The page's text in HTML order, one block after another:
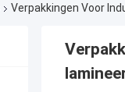
Verpakkingen Voor